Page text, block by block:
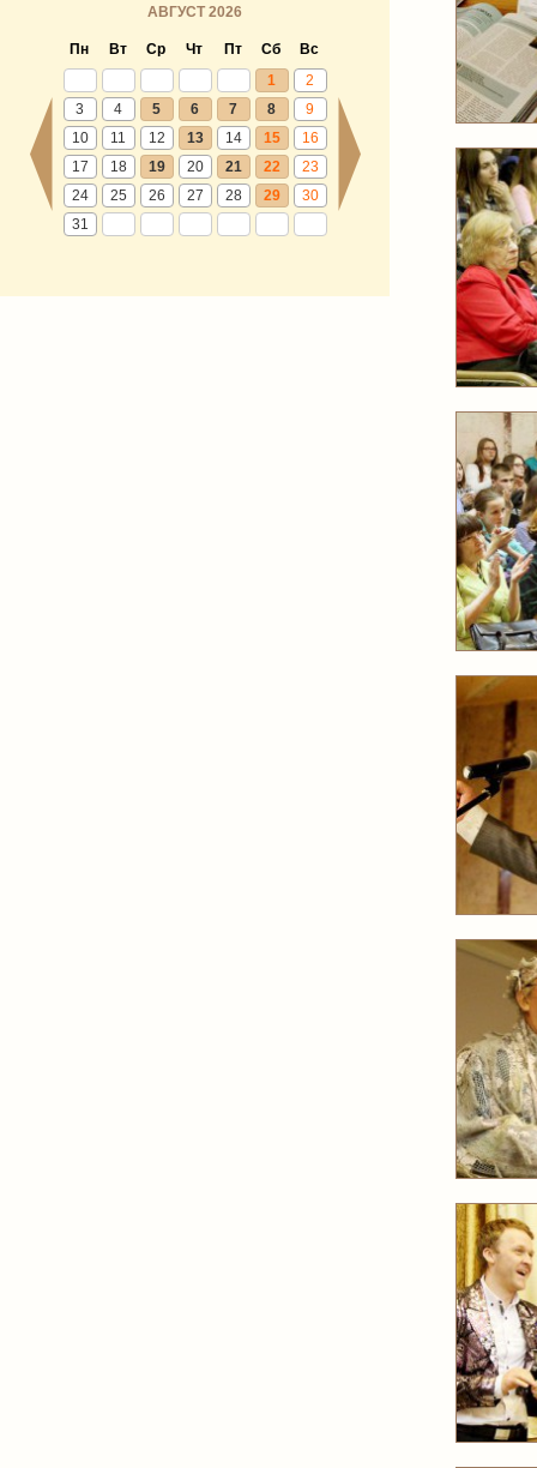
АВГУСТ 2026
Пн Вт Ср Чт Пт Сб
Вс
1
2
3
4 5 6 7 8
9
10
11 12 13 14 15
16
17
18 19 20 21 22
23
24
25 26 27 28 29
30
31